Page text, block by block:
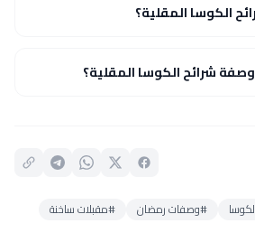
الكوسا المقلية؟
شرائح الكوسا المقلية؟
#وصفات رمضان
#مقبلات ساخنة